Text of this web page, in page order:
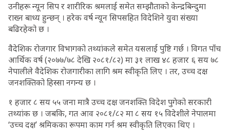
उनीहरू न्यून सिप र शारीरिक श्रमलाई समेत सम्झौताको केन्द्रबिन्दुमा
राख्न बाध्य हुन्छन् । हरेक वर्ष न्यून सिपसहित विदेशिने युवा संख्या
बढिरहेको छ ।
वैदेशिक रोजगार विभागको तथ्यांकले समेत यसलाई पुष्टि गर्छ । विगत पाँच
आर्थिक वर्ष (२०७७/७८ देखि २०८१/८२) मा ३१ लाख ४८ हजार ६ सय ७८
नेपालीले वैदेशिक रोजगारीका लागि श्रम स्वीकृति लिए । तर, उच्च दक्ष
जनशक्तिको हिस्सा नगन्य छ ।
१ हजार ८ सय ५५ जना मात्रै उच्च दक्ष जनशक्ति विदेश पुगेको सरकारी
तथ्यांक छ । जबकि, गत आव २०८१/८२ मा ८ सय १५ विदेशीले नेपालमा
‘उच्च दक्ष’ श्रमिकका रूपमा काम गर्न श्रम स्वीकृति लिएका थिए ।